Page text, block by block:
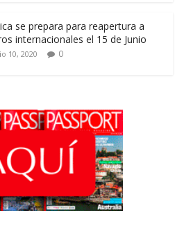
se prepara para reapertura a
internacionales el 15 de Junio
10, 2020 0